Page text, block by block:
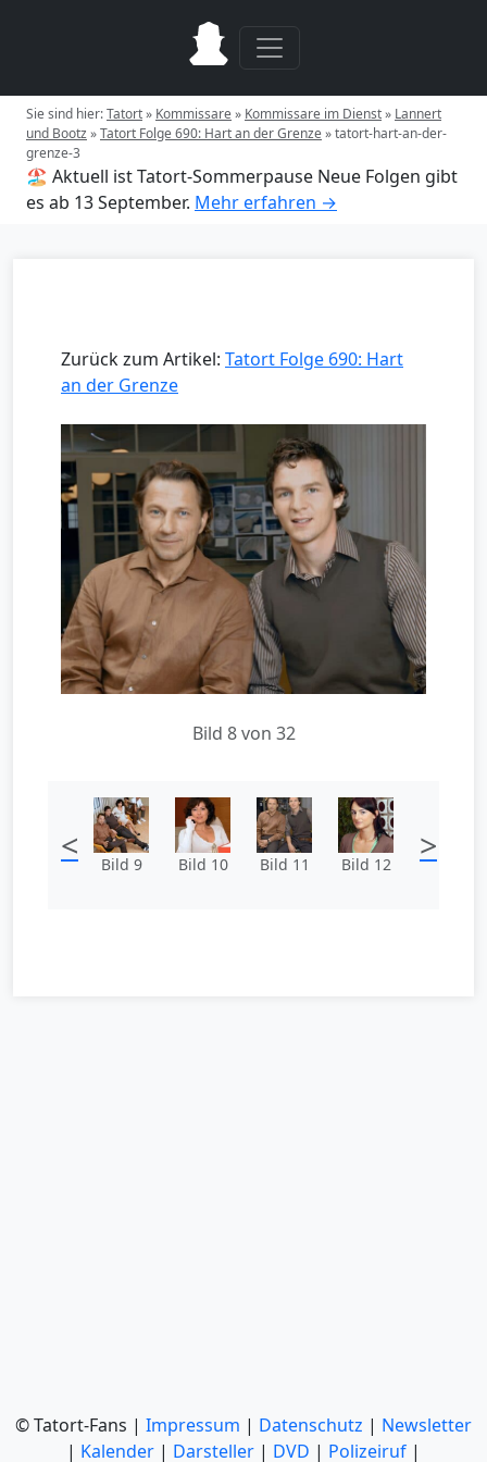
Sie sind hier:Tatort» Kommissare» Kommissare im Dienst» Lannert
und Bootz»Tatort Folge 690: Hart an der Grenze»tatort-hart-an-der-
grenze-3
🏖️ Aktuell ist Tatort-Sommerpause Neue Folgen gibt
es ab 13 September. Mehr erfahren →
Zurück zum Artikel: Tatort Folge 690: Hart
an der Grenze
Bild 8 von 32
< Bild 9 Bild 10 Bild 11 Bild 12 >
© Tatort-Fans | Impressum | Datenschutz | Newsletter
| Kalender | Darsteller | DVD | Polizeiruf |